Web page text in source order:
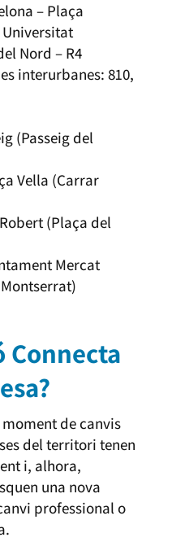
– Plaça
Nord – R4
interurbanes: 810,
(Passeig del
Vella (Carrar
(Plaça del
Mercat
Connecta
de canvis
del territori tenen
i, alhora,
una nova
professional o